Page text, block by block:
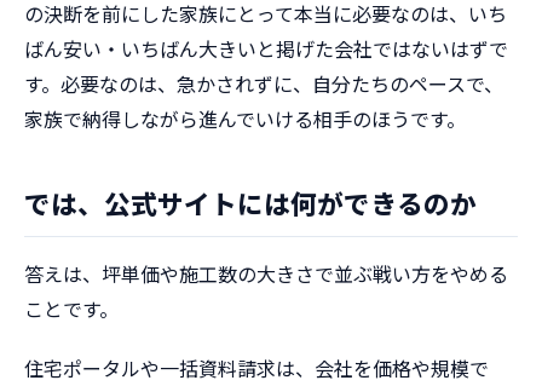
の決断を前にした家族にとって本当に必要なのは、いち
ばん安い・いちばん大きいと掲げた会社ではないはずで
す。必要なのは、急かされずに、自分たちのペースで、
家族で納得しながら進んでいける相手のほうです。
では、公式サイトには何ができるのか
答えは、坪単価や施工数の大きさで並ぶ戦い方をやめる
ことです。
住宅ポータルや一括資料請求は、会社を価格や規模で